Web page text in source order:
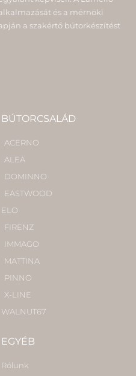
és a mérnöki
a szakértő bútorkészítést
BÚTORCSALÁD
ACERNO
ALEA
DOMINNO
EASTWOOD
ELO
FIRENZ
IMMAGO
MATTINA
PINNO
X-LINE
WALNUT67
EGYÉB
Rólunk